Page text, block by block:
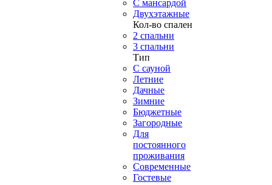
С мансардой
Двухэтажные
Кол-во спален
2 спальни
3 спальни
Тип
С сауной
Летние
Дачные
Зимние
Бюджетные
Загородные
Для
постоянного
проживания
Современные
Гостевые